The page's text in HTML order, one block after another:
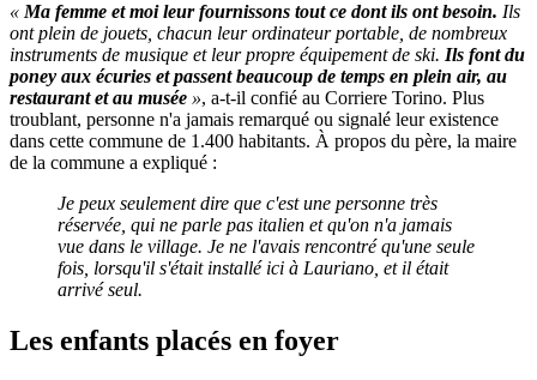
«Ma femme et moi leur fournissons tout ce dont ils ont besoin. Ils
ont plein de jouets, chacun leur ordinateur portable, de nombreux
instruments de musique et leur propre équipement de ski. Ils font du
poney aux écuries et passent beaucoup de temps en plein air, au
restaurant et au musée », a-t-il confié au Corriere Torino. Plus
troublant, personne n'a jamais remarqué ou signalé leur existence
dans cette commune de 1.400 habitants. À propos du père, la maire
de la commune a expliqué :
Je peux seulement dire que c'est une personne très
réservée, qui ne parle pas italien et qu'on n'a jamais
vue dans le village. Je ne l'avais rencontré qu'une seule
fois, lorsqu'il s'était installé ici à Lauriano, et il était
arrivé seul.
Les enfants placés en foyer